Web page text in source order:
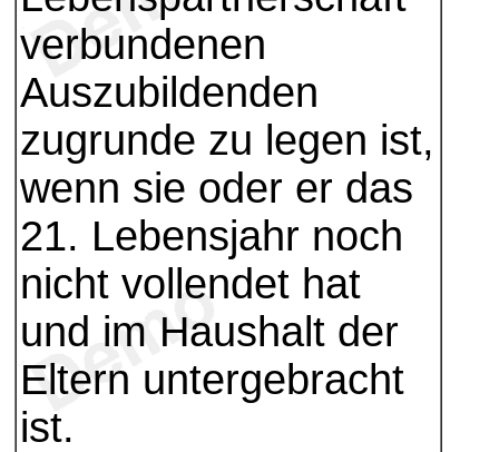
verbundenen
Auszubildenden
zugrunde zu legen ist,
wenn sie oder er das
21. Lebensjahr noch
nicht vollendet hat
und im Haushalt der
Eltern untergebracht
ist.